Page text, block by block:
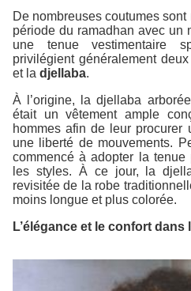
De nombreuses coutumes
période du ramadhan avec un
une tenue vestimentaire
privilégient généralement
et la djellaba.
À l’origine, la djellaba
était un vêtement ample
hommes afin de leur procurer
une liberté de mouvements.
commencé à adopter la
les styles. À ce jour, la
revisitée de la robe
moins longue et plus colorée.
L’élégance et le confort dans